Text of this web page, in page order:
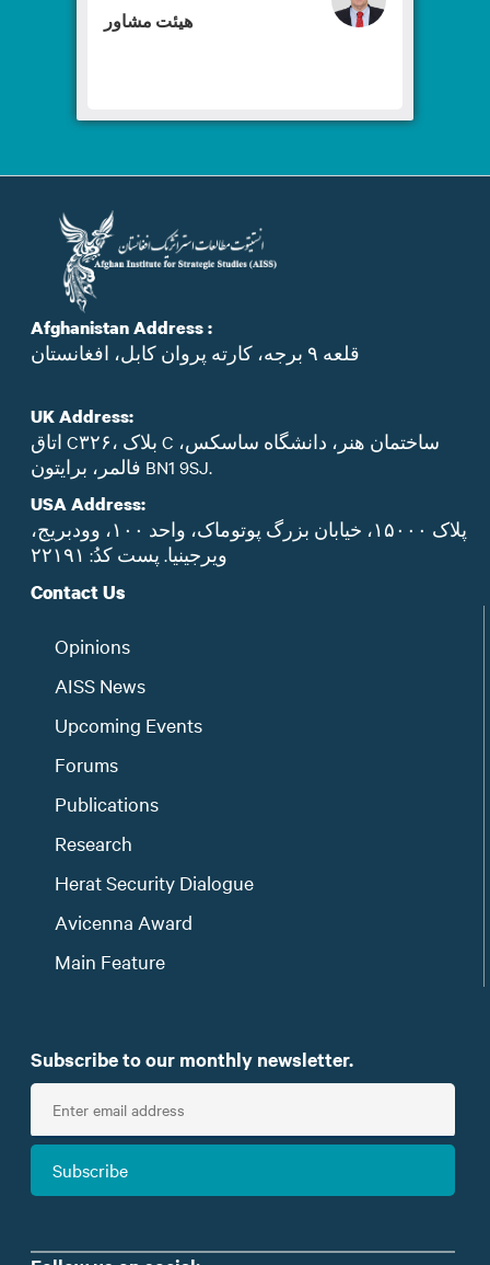
هیئت مشاور
Afghanistan Address :
قلعه ۹ برجه، کارته پروان کابل، افغانستان
UK Address:
اتاق C۳۲۶، بلاک C ساختمان هنر، دانشگاه ساسکس،
فالمر، برایتون BN1 9SJ.
USA Address:
پلاک ۱۵۰۰۰، خیابان بزرگ پوتوماک، واحد ۱۰۰، وودبریج،
ویرجینیا. پست‌ کدُ: ۲۲۱۹۱
Contact Us
Opinions
AISS News
Upcoming Events
Forums
Publications
Research
Herat Security Dialogue
Avicenna Award
Main Feature
Subscribe to our monthly newsletter.
E
t
Subscribe